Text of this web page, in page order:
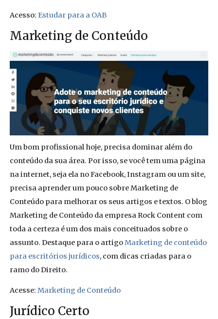
Acesso: Estudar para a OAB
Marketing de Conteúdo
Um bom profissional hoje, precisa dominar além do
conteúdo da sua área. Por isso, se você tem uma página
na internet, seja ela no Facebook, Instagram ou um site,
precisa aprender um pouco sobre Marketing de
Conteúdo para melhorar os seus artigos e textos. O blog
Marketing de Conteúdo da empresa Rock Content com
toda a certeza é um dos mais conceituados sobre o
assunto. Destaque para o artigoMarketing de conteúdo
para escritórios jurídicos, com dicas criadas para o
ramo do Direito.
Acesse: Marketing de Conteúdo
Jurídico Certo